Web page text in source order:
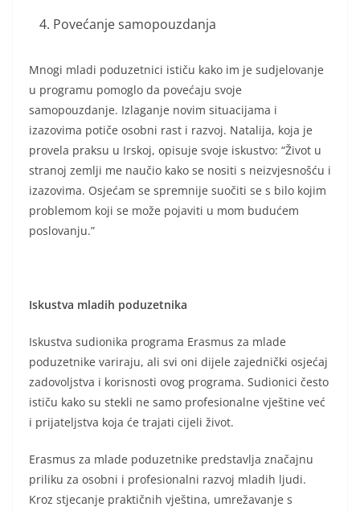
Povećanje samopouzdanja
Mnogi mladi poduzetnici ističu kako im je sudjelovanje
u programu pomoglo da povećaju svoje
samopouzdanje. Izlaganje novim situacijama i
izazovima potiče osobni rast i razvoj. Natalija, koja je
provela praksu u Irskoj, opisuje svoje iskustvo: “Život u
stranoj zemlji me naučio kako se nositi s neizvjesnošću i
izazovima. Osjećam se spremnije suočiti se s bilo kojim
problemom koji se može pojaviti u mom budućem
poslovanju.”
Iskustva mladih poduzetnika
Iskustva sudionika programa Erasmus za mlade
poduzetnike variraju, ali svi oni dijele zajednički osjećaj
zadovoljstva i korisnosti ovog programa. Sudionici često
ističu kako su stekli ne samo profesionalne vještine već
i prijateljstva koja će trajati cijeli život.
Erasmus za mlade poduzetnike predstavlja značajnu
priliku za osobni i profesionalni razvoj mladih ljudi.
Kroz stjecanje praktičnih vještina, umrežavanje s